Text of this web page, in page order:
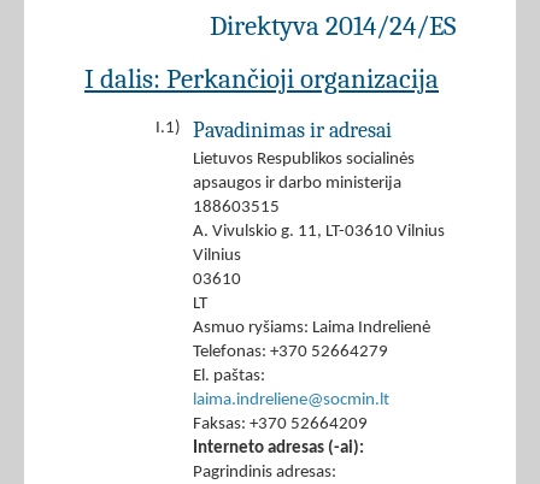
Direktyva 2014/24/ES
I dalis: Perkančioji organizacija
I.1) Pavadinimas ir adresai
Lietuvos Respublikos socialinės
apsaugos ir darbo ministerija
188603515
A. Vivulskio g. 11, LT-03610 Vilnius
Vilnius
03610
LT
Asmuo ryšiams: Laima Indrelienė
Telefonas: +370 52664279
El. paštas:
laima.indreliene@socmin.lt
Faksas: +370 52664209
Interneto adresas (-ai):
Pagrindinis adresas: